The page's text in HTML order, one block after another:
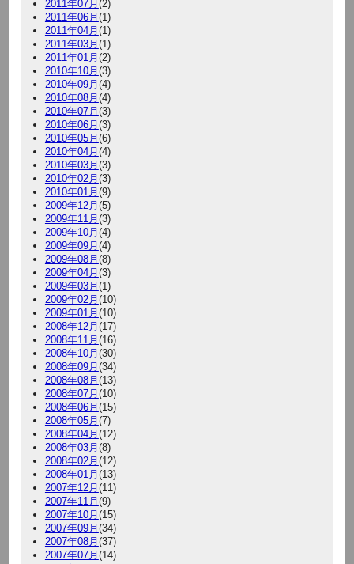
2011年07月(2)
2011年06月(1)
2011年04月(1)
2011年03月(1)
2011年01月(2)
2010年10月(3)
2010年09月(4)
2010年08月(4)
2010年07月(3)
2010年06月(3)
2010年05月(6)
2010年04月(4)
2010年03月(3)
2010年02月(3)
2010年01月(9)
2009年12月(5)
2009年11月(3)
2009年10月(4)
2009年09月(4)
2009年08月(8)
2009年04月(3)
2009年03月(1)
2009年02月(10)
2009年01月(10)
2008年12月(17)
2008年11月(16)
2008年10月(30)
2008年09月(34)
2008年08月(13)
2008年07月(10)
2008年06月(15)
2008年05月(7)
2008年04月(12)
2008年03月(8)
2008年02月(12)
2008年01月(13)
2007年12月(11)
2007年11月(9)
2007年10月(15)
2007年09月(34)
2007年08月(37)
2007年07月(14)